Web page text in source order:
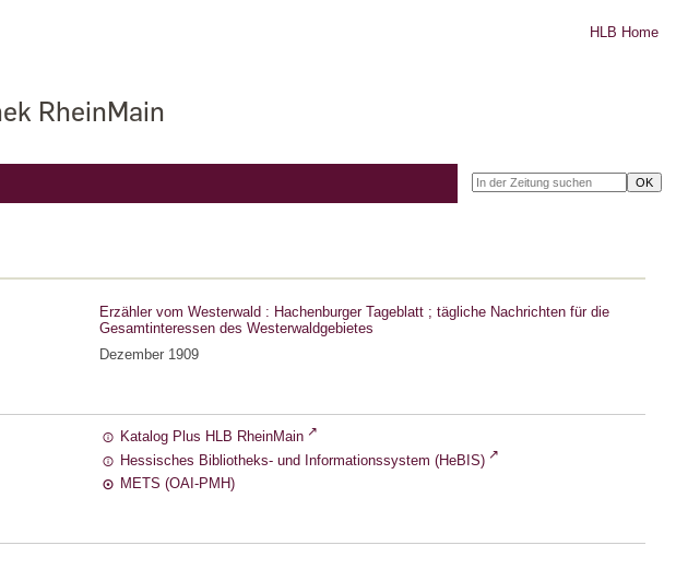
RheinMain
HLB Home
Erzähler vom Westerwald : Hachenburger Tageblatt ; tägliche Nachrichten für die
Gesamtinteressen des Westerwaldgebietes
Dezember 1909
Katalog Plus HLB RheinMain
Hessisches Bibliotheks- und Informationssystem (HeBIS)
METS (OAI-PMH)